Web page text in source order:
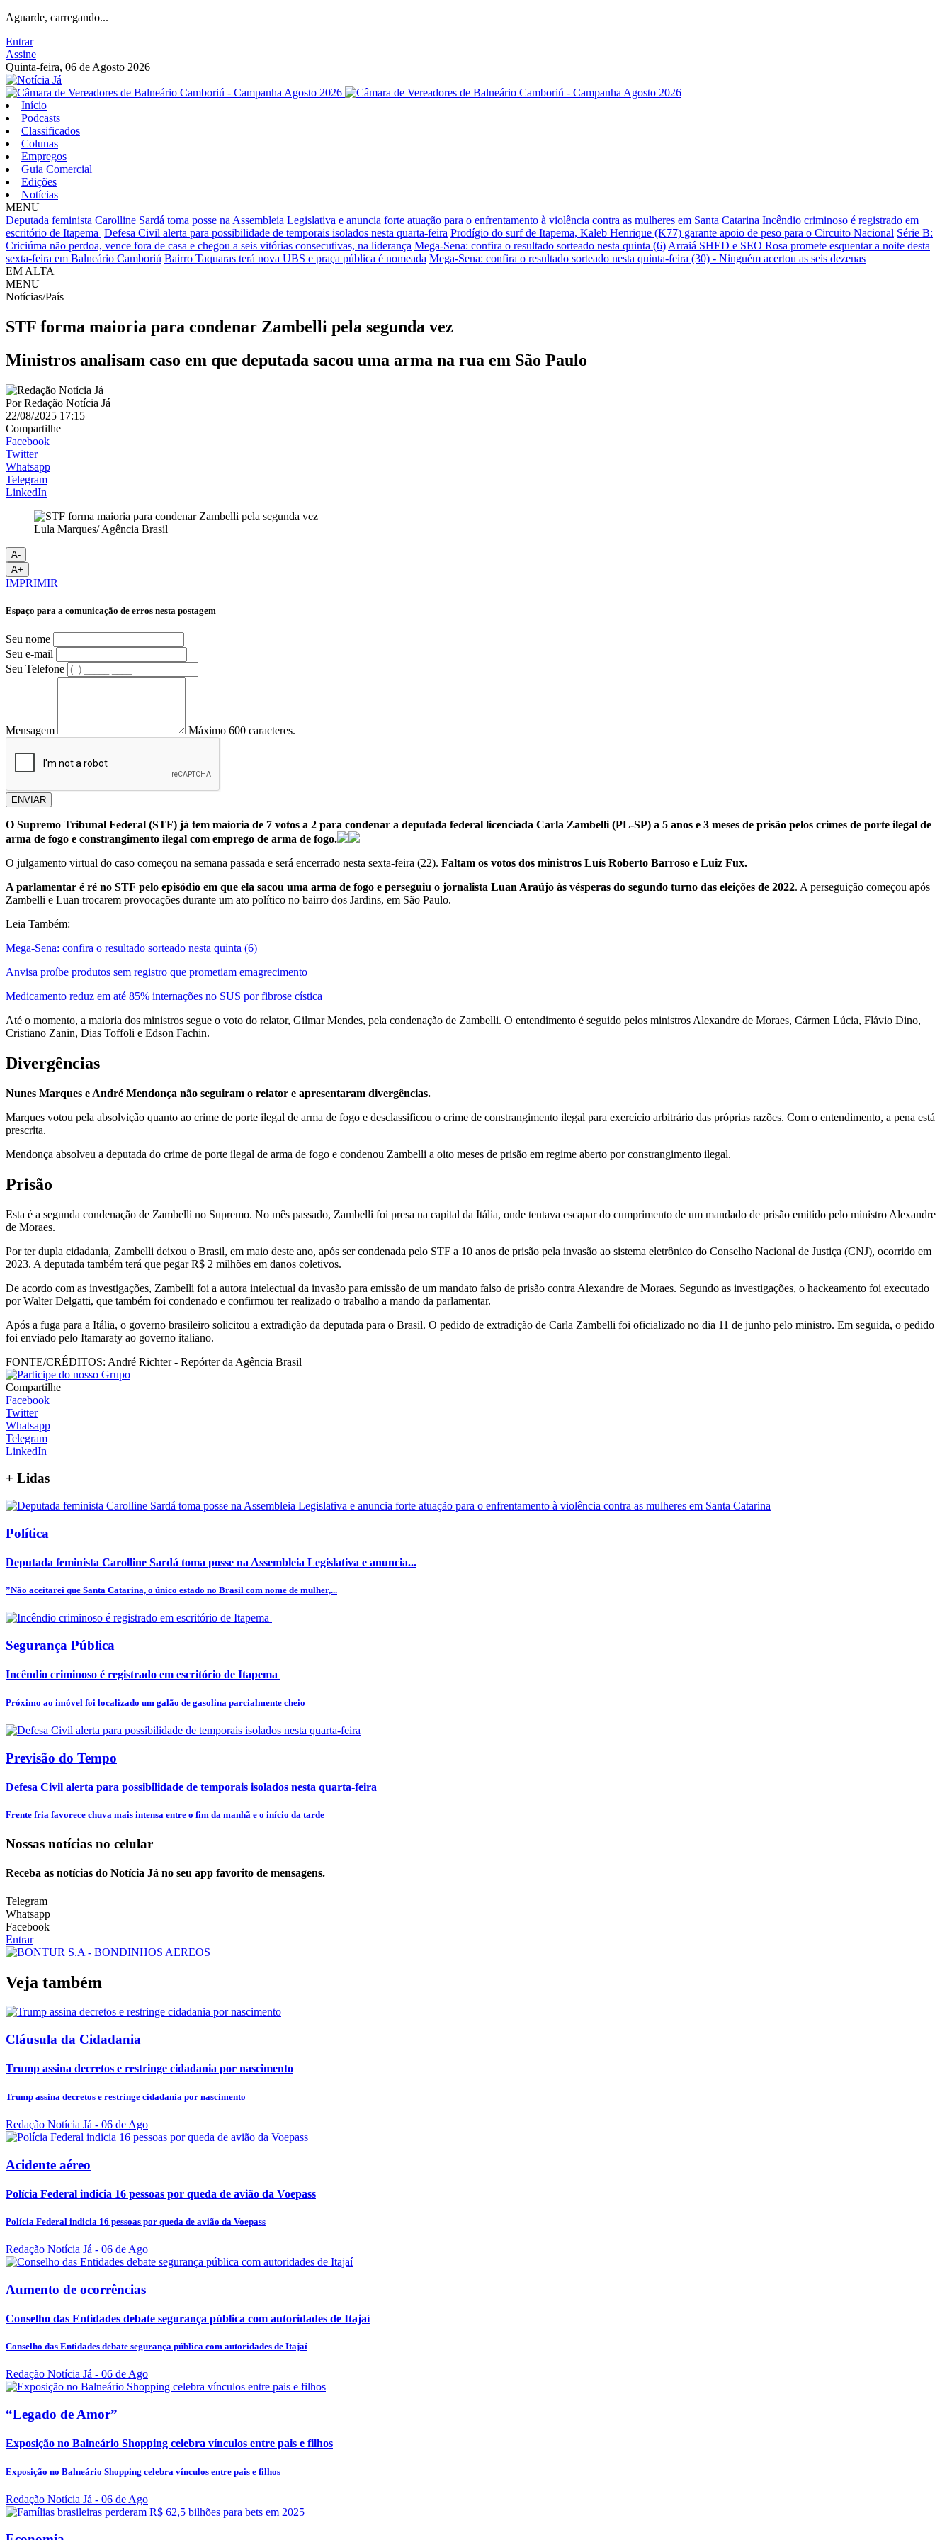
Aguarde, carregando...
Entrar
Assine
Quinta-feira, 06 de Agosto 2026
Início
Podcasts
Classificados
Colunas
Empregos
Guia Comercial
Edições
Notícias
MENU
Deputada feminista Carolline Sardá toma posse na Assembleia Legislativa e anuncia forte atuação para o enfrentamento à violência contra as mulheres em Santa Catarina Incêndio criminoso é registrado em
escritório de Itapema Defesa Civil alerta para possibilidade de temporais isolados nesta quarta-feira Prodígio do surf de Itapema, Kaleb Henrique (K77) garante apoio de peso para o Circuito Nacional Série B:
Criciúma não perdoa, vence fora de casa e chegou a seis vitórias consecutivas, na liderança Mega-Sena: confira o resultado sorteado nesta quinta (6) Arraiá SHED e SEO Rosa promete esquentar a noite desta
sexta-feira em Balneário Camboriú Bairro Taquaras terá nova UBS e praça pública é nomeada Mega-Sena: confira o resultado sorteado nesta quinta-feira (30) - Ninguém acertou as seis dezenas
EM ALTA
MENU
Notícias/País
STF forma maioria para condenar Zambelli pela segunda vez
Ministros analisam caso em que deputada sacou uma arma na rua em São Paulo
PorRedação Notícia Já
22/08/2025 17:15
Compartilhe
Facebook
Twitter
Whatsapp
Telegram
LinkedIn
Lula Marques/ Agência Brasil
A-
A+
IMPRIMIR
Espaço para a comunicação de erros nesta postagem
Seu nome
Seu e-mail
Seu Telefone
Mensagem Máximo 600 caracteres.
ENVIAR
O Supremo Tribunal Federal (STF) já tem maioria de 7 votos a 2 para condenar a deputada federal licenciada Carla Zambelli (PL-SP) a 5 anos e 3 meses de prisão pelos crimes de porte ilegal de
arma de fogo e constrangimento ilegal com emprego de arma de fogo.
O julgamento virtual do caso começou na semana passada e será encerrado nesta sexta-feira (22). Faltam os votos dos ministros Luís Roberto Barroso e Luiz Fux.
A parlamentar é ré no STF pelo episódio em que ela sacou uma arma de fogo e perseguiu o jornalista Luan Araújo às vésperas do segundo turno das eleições de 2022. A perseguição começou após
Zambelli e Luan trocarem provocações durante um ato político no bairro dos Jardins, em São Paulo.
Leia Também:
Mega-Sena: confira o resultado sorteado nesta quinta (6)
Anvisa proíbe produtos sem registro que prometiam emagrecimento
Medicamento reduz em até 85% internações no SUS por fibrose cística
Até o momento, a maioria dos ministros segue o voto do relator, Gilmar Mendes, pela condenação de Zambelli. O entendimento é seguido pelos ministros Alexandre de Moraes, Cármen Lúcia, Flávio Dino,
Cristiano Zanin, Dias Toffoli e Edson Fachin.
Divergências
Nunes Marques e André Mendonça não seguiram o relator e apresentaram divergências.
Marques votou pela absolvição quanto ao crime de porte ilegal de arma de fogo e desclassificou o crime de constrangimento ilegal para exercício arbitrário das próprias razões. Com o entendimento, a pena está
prescrita.
Mendonça absolveu a deputada do crime de porte ilegal de arma de fogo e condenou Zambelli a oito meses de prisão em regime aberto por constrangimento ilegal.
Prisão
Esta é a segunda condenação de Zambelli no Supremo. No mês passado, Zambelli foi presa na capital da Itália, onde tentava escapar do cumprimento de um mandado de prisão emitido pelo ministro Alexandre
de Moraes.
Por ter dupla cidadania, Zambelli deixou o Brasil, em maio deste ano, após ser condenada pelo STF a 10 anos de prisão pela invasão ao sistema eletrônico do Conselho Nacional de Justiça (CNJ), ocorrido em
2023. A deputada também terá que pegar R$ 2 milhões em danos coletivos.
De acordo com as investigações, Zambelli foi a autora intelectual da invasão para emissão de um mandato falso de prisão contra Alexandre de Moraes. Segundo as investigações, o hackeamento foi executado
por Walter Delgatti, que também foi condenado e confirmou ter realizado o trabalho a mando da parlamentar.
Após a fuga para a Itália, o governo brasileiro solicitou a extradição da deputada para o Brasil. O pedido de extradição de Carla Zambelli foi oficializado no dia 11 de junho pelo ministro. Em seguida, o pedido
foi enviado pelo Itamaraty ao governo italiano.
FONTE/CRÉDITOS: André Richter - Repórter da Agência Brasil
Compartilhe
Facebook
Twitter
Whatsapp
Telegram
LinkedIn
+ Lidas
Política
Deputada feminista Carolline Sardá toma posse na Assembleia Legislativa e anuncia...
”Não aceitarei que Santa Catarina, o único estado no Brasil com nome de mulher,...
Segurança Pública
Incêndio criminoso é registrado em escritório de Itapema
Próximo ao imóvel foi localizado um galão de gasolina parcialmente cheio
Previsão do Tempo
Defesa Civil alerta para possibilidade de temporais isolados nesta quarta-feira
Frente fria favorece chuva mais intensa entre o fim da manhã e o início da tarde
Nossas notícias no celular
Receba as notícias do Notícia Já no seu app favorito de mensagens.
Telegram
Whatsapp
Facebook
Entrar
Veja também
Cláusula da Cidadania
Trump assina decretos e restringe cidadania por nascimento
Trump assina decretos e restringe cidadania por nascimento
Redação Notícia Já - 06 de Ago
Acidente aéreo
Polícia Federal indicia 16 pessoas por queda de avião da Voepass
Polícia Federal indicia 16 pessoas por queda de avião da Voepass
Redação Notícia Já - 06 de Ago
Aumento de ocorrências
Conselho das Entidades debate segurança pública com autoridades de Itajaí
Conselho das Entidades debate segurança pública com autoridades de Itajaí
Redação Notícia Já - 06 de Ago
“Legado de Amor”
Exposição no Balneário Shopping celebra vínculos entre pais e filhos
Exposição no Balneário Shopping celebra vínculos entre pais e filhos
Redação Notícia Já - 06 de Ago